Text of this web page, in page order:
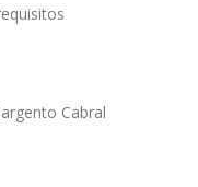
Cabral